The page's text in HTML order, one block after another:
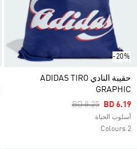
-20%
حقيبة النادي ADIDAS TIRO
GRAPHIC
Price Reduced
BD 8.25ToBD 6.19
أسلوب الحياة
2 Colours